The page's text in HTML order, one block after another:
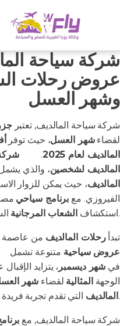
شركة سياحة
وشهر العسل
شركة سياحة المالديف, تعتبر
لقضاءشهر العسل، حيث توفر
المالديف لعام 2025
.
المالديف لشخصين، والذي
المالديف، حيث يمكن للزوار
الفيروزي. مع برنامج سياحي
استكشاف الشعاب المرجانية الساحرة وتجربة أنشطة مائية مثيرة.
تبدأرحلات المالديف من
عروض سياحية متنوعة تشمل
في شهر ديسمبر ، يتزايد
الوجهة المثالية لقضاء شهر
المالديفالتي تقدم تجربة فريدة من نوعها، تجمع بين الفخامة والراحة.
شركة سياحة المالديف, مع